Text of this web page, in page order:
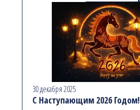
30 декабря 2025
С Наступающим 2026 Годом!